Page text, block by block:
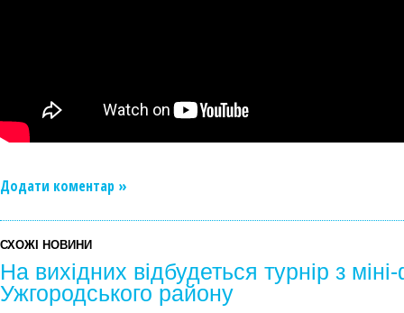
Додати коментар »
СХОЖІ НОВИНИ
На вихідних відбудеться турнір з
Ужгородського району